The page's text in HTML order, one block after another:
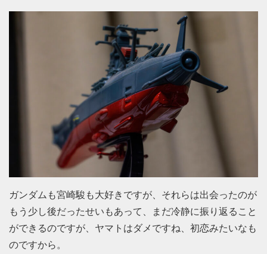
ガンダムも宮崎駿も大好きですが、それらは出会ったのが
もう少し後だったせいもあって、まだ冷静に振り返ること
ができるのですが、ヤマトはダメですね、初恋みたいなも
のですから。